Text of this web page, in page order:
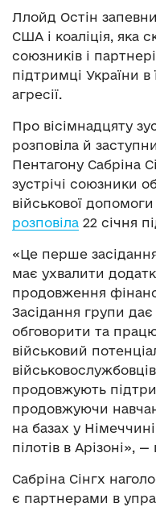
Ллойд Остін
США і коаліція, яка
союзників і
підтримці України в
агресії.
Про вісімнадцяту
розповіла й
Пентагону Сабріна
зустрічі союзники
військової
розповіла 22 січня
«Це перше
має ухвалити
продовження
Засідання групи
обговорити та
військовий
продовжують
продовжуючи
на базах у
пілотів в Арізоні»,
Сабріна Сінгх
є партнерами в